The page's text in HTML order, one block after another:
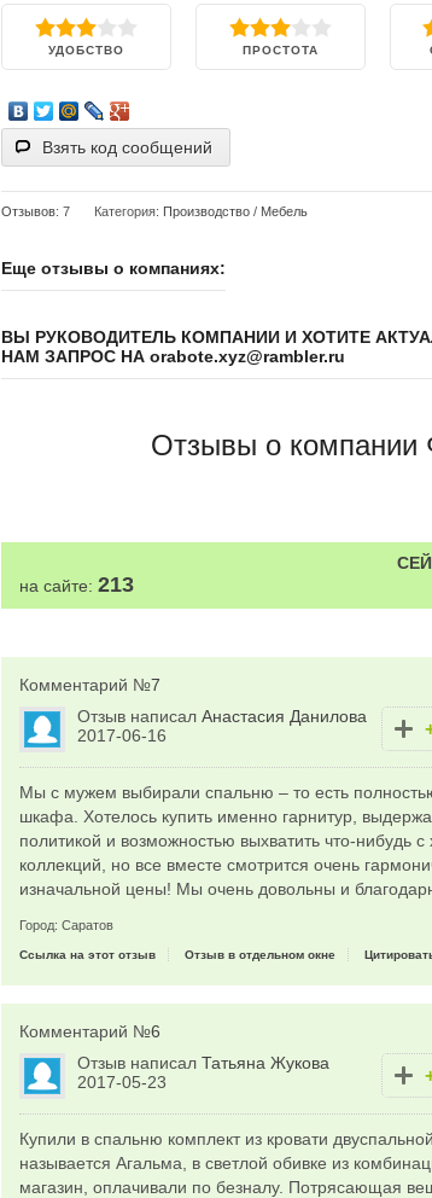
УДОБСТВО ПРОСТОТА
Взять код сообщений
Отзывов: 7 Категория: Производство / Мебель
Еще отзывы о компаниях:
ВЫ РУКОВОДИТЕЛЬ КОМПАНИИ И ХОТИТЕ
НАМ ЗАПРОС НА orabote.xyz@rambler.ru
Отзывы о компании
на сайте: 213
Комментарий №7
Отзыв написал Анастасия Данилова
2017-06-16
Мы с мужем выбирали спальню – то есть
шкафа. Хотелось купить именно гарнитур,
политикой и возможностью выхватить что-нибудь
коллекций, но все вместе смотрится очень
изначальной цены! Мы очень довольны и
Город: Саратов
Ссылка на этот отзыв Отзыв в отдельном окне
Комментарий №6
Отзыв написал Татьяна Жукова
2017-05-23
Купили в спальню комплект из кровати
называется Агальма, в светлой обивке из
магазин, оплачивали по безналу. Потрясающая